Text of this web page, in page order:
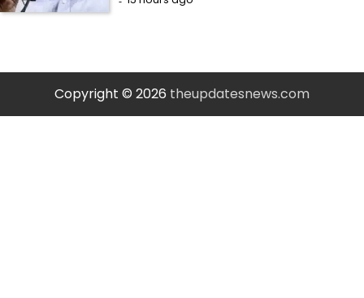
Copyright © 2026 theupdatesnews.com